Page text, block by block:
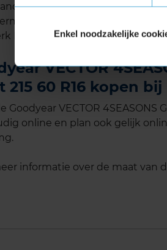
Enkel noodzakelijke
is ook geschikt voor
nodig hebben.
Extra Load.
VECTOR
215 60 R16 kopen
Goodyear VECTOR 4SEASONS
online en plan ook gelijk
informatie over de maat van